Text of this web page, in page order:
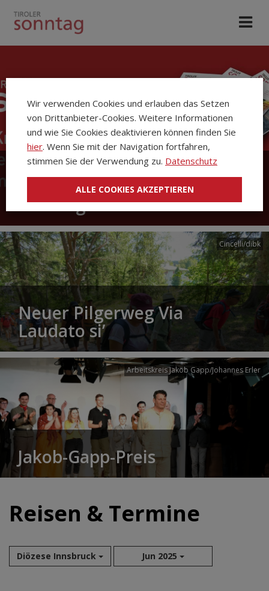
Die Kirchenzeitung Tiroler
Sonntag
Cincelli/dibk
Neuer Pilgerweg Via
Laudato si’
Arbeitskreis Jakob Gapp/Johannes Erler
Jakob-Gapp-Preis
Reisen & Termine
Diözese Innsbruck Jun 2025
Wir verwenden Cookies und erlauben das Setzen
von Drittanbieter-Cookies. Weitere Informationen
und wie Sie Cookies deaktivieren können finden Sie
hier. Wenn Sie mit der Navigation fortfahren,
stimmen Sie der Verwendung zu. Datenschutz
ALLE COOKIES AKZEPTIEREN